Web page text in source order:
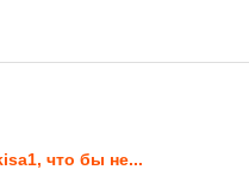
что бы не...